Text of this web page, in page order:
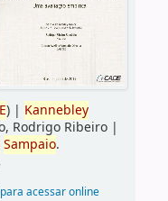
)| Kannebley
Rodrigo Ribeiro|
Sampaio.
acessar online